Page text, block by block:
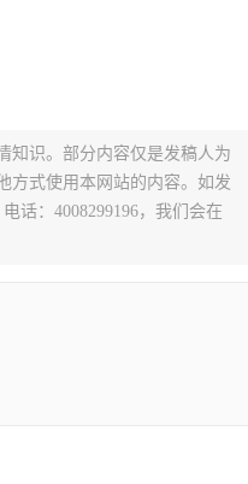
知识。部分内容仅是发稿人为
方式使用本网站的内容。如发
话：4008299196，我们会在